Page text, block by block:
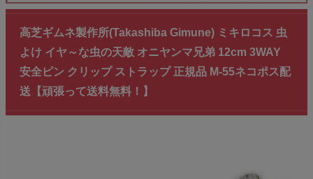
高芝ギムネ製作所(Takashiba Gimune) ミキロコス 虫
よけ イヤ～な虫の天敵 オニヤンマ兄弟 12cm 3WAY
安全ピン クリップ ストラップ 正規品 M-55ネコポス配
送【頑張って送料無料！】